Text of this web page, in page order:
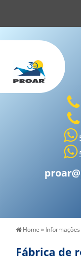
Home »
Fábrica de